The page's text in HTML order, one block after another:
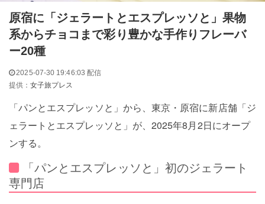
原宿に「ジェラートとエスプレッソと」果物
系からチョコまで彩り豊かな手作りフレーバ
ー20種
2025-07-30 19:46:03 配信
提供：女子旅プレス
「パンとエスプレッソと」から、東京・原宿に新店舗「ジ
ェラートとエスプレッソと」が、2025年8月2日にオープ
ンする。
「パンとエスプレッソと」初のジェラート
専門店